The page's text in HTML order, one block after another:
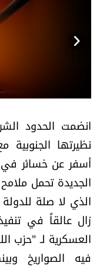
متفرقات
كتّابنا
تحت المجهر
آراء
اقتصاد
انضمت الحدود
نظيرتها
أسفر عن خسائر في
الجديدة تحمل
الذي لا صلة للدولة
العسكرية لـ "حزب
فيه الصواريخ